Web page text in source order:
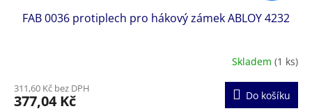
FAB 0036 protiplech pro hákový zámek ABLOY 4232
Skladem (1 ks)
311,60 Kč bez DPH
377,04 Kč Do košíku